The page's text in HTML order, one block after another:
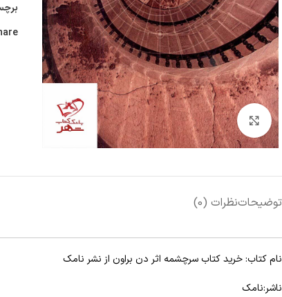
Click to enlarge
توضیحاتنظرات (0)
نام کتاب: خرید کتاب سرچشمه اثر دن براون از نشر نامک
ناشر:نامک